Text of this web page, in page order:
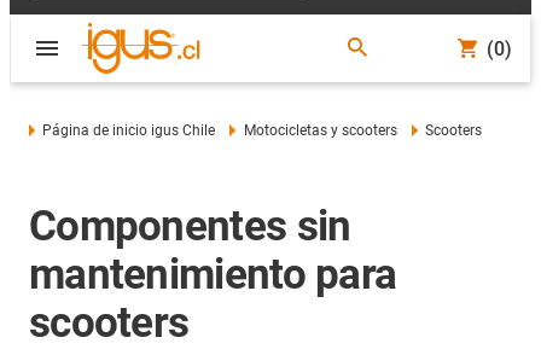
(0)
Página de inicio igus Chile Motocicletas y scooters Scooters
Componentes sin
mantenimiento para
scooters